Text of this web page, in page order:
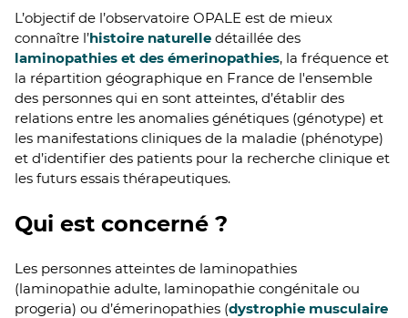
L’objectif de l’observatoire OPALE est de mieux
connaître l’histoire naturelle détaillée des
laminopathies et des émerinopathies, la fréquence et
la répartition géographique en France de l'ensemble
des personnes qui en sont atteintes, d’établir des
relations entre les anomalies génétiques (génotype) et
les manifestations cliniques de la maladie (phénotype)
et d’identifier des patients pour la recherche clinique et
les futurs essais thérapeutiques.
Qui est concerné ?
Les personnes atteintes de laminopathies
(laminopathie adulte, laminopathie congénitale ou
progeria) ou d’émerinopathies (dystrophie musculaire